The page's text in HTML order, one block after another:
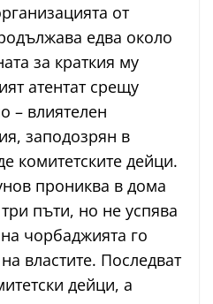
от
едва около
за краткия му
атентат срещу
– влиятелен
заподозрян в
комитетските дейци.
прониква в дома
пъти, но не успява
чорбаджията го
властите. Последват
дейци, а